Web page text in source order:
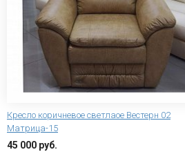
Кресло коричневое светлаое Вестерн 02
Матрица-15
45 000 руб.